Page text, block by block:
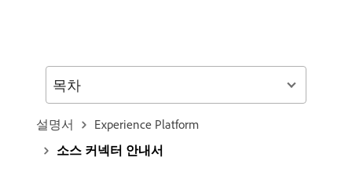
설명서
Experience Platform
소스 커넥터 안내서
목차